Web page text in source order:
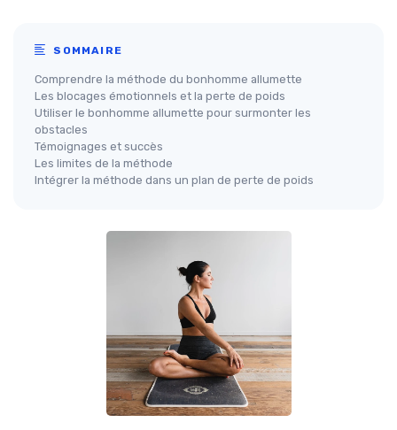
SOMMAIRE
Comprendre la méthode du bonhomme allumette
Les blocages émotionnels et la perte de poids
Utiliser le bonhomme allumette pour surmonter les
obstacles
Témoignages et succès
Les limites de la méthode
Intégrer la méthode dans un plan de perte de poids